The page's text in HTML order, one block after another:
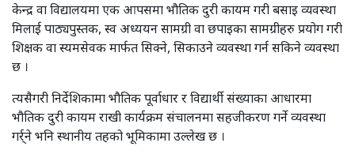
केन्द्र वा विद्यालयमा एक आपसमा भौतिक दुरी कायम गरी बसाइ व्यवस्था
मिलाई पाठ्यपुस्तक, स्व अध्ययन सामग्री वा छपाइका सामग्रीहरु प्रयोग गरी
शिक्षक वा स्यमसेवक मार्फत सिक्ने, सिकाउने व्यवस्था गर्न सकिने व्यवस्था
छ ।
त्यसैगरी निर्देशिकामा भौतिक पूर्वाधार र विद्यार्थी संख्याका आधारमा
भौतिक दुरी कायम राखी कार्यक्रम संचालनमा सहजीकरण गर्ने व्यवस्था
गर्र्ने भनि स्थानीय तहको भूमिकामा उल्लेख छ ।